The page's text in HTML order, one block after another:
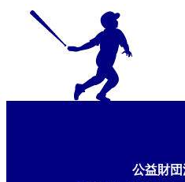
公益財